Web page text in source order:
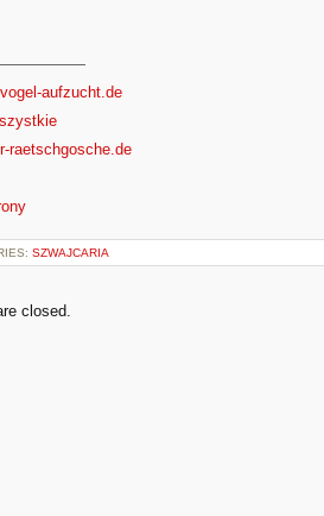
aufzucht.de
raetschgosche.de
SZWAJCARIA
closed.